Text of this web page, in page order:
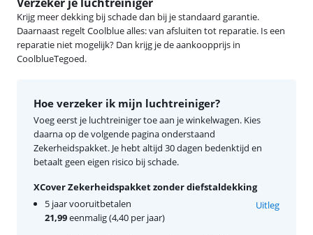
Krijg meer dekking bij schade dan bij je standaard garantie.
Daarnaast regelt Coolblue alles: van afsluiten tot reparatie. Is een
reparatie niet mogelijk? Dan krijg je de aankoopprijs in
CoolblueTegoed.
Hoe verzeker ik mijn luchtreiniger?
Voeg eerst je luchtreiniger toe aan je winkelwagen. Kies
daarna op de volgende pagina onderstaand
Zekerheidspakket. Je hebt altijd 30 dagen bedenktijd en
betaalt geen eigen risico bij schade.
XCover Zekerheidspakket zonder diefstaldekking
5 jaar vooruitbetalen
21,99eenmalig (4,40 per jaar)
Uitleg